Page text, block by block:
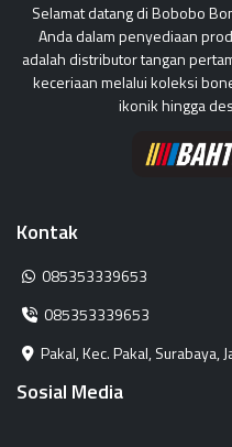
Selamat datang di Bobobo
Anda dalam penyediaan
adalah distributor tangan
keceriaan melalui koleksi
ikonik hingga
Kontak
085353339653
085353339653
Pakal, Kec. Pakal, Surabaya,
Sosial Media